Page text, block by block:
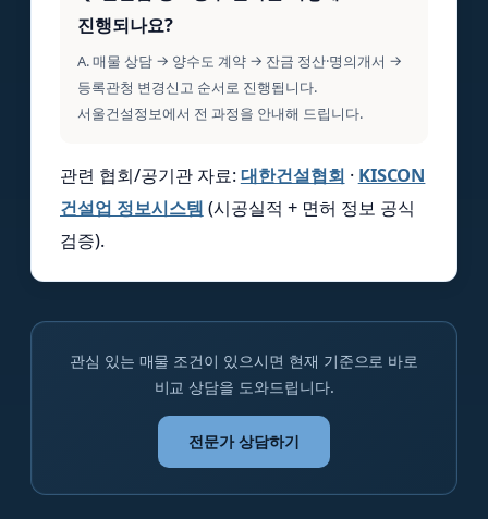
진행되나요?
A. 매물 상담 → 양수도 계약 → 잔금 정산·명의개서 →
등록관청 변경신고 순서로 진행됩니다.
서울건설정보에서 전 과정을 안내해 드립니다.
관련 협회/공기관 자료:대한건설협회 · KISCON
건설업 정보시스템 (시공실적 + 면허 정보 공식
검증).
관심 있는 매물 조건이 있으시면 현재 기준으로 바로
비교 상담을 도와드립니다.
전문가 상담하기